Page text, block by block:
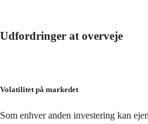
Udfordringer at overveje
Volatilitet på markedet
Som enhver anden investering kan